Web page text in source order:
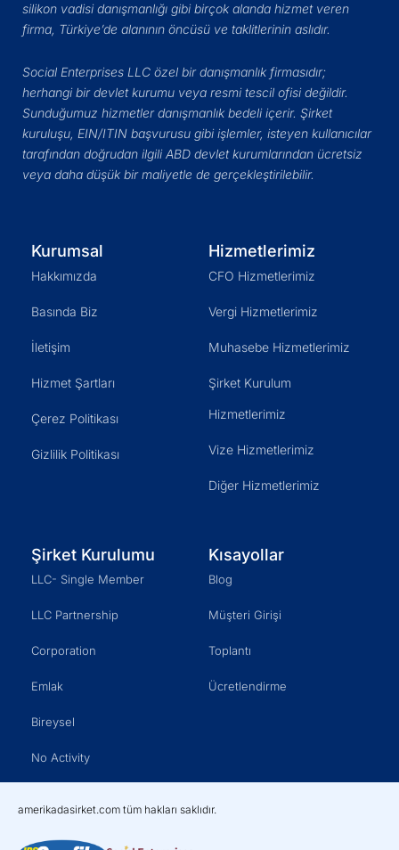
silikon vadisi danışmanlığı gibi birçok alanda hizmet veren
firma, Türkiye’de alanının öncüsü ve taklitlerinin aslıdır.
Social Enterprises LLC özel bir danışmanlık firmasıdır;
herhangi bir devlet kurumu veya resmi tescil ofisi değildir.
Sunduğumuz hizmetler danışmanlık bedeli içerir. Şirket
kuruluşu, EIN/ITIN başvurusu gibi işlemler, isteyen kullanıcılar
tarafından doğrudan ilgili ABD devlet kurumlarından ücretsiz
veya daha düşük bir maliyetle de gerçekleştirilebilir.
Kurumsal
Hakkımızda
Basında Biz
İletişim
Hizmet Şartları
Çerez Politikası
Gizlilik Politikası
Hizmetlerimiz
CFO Hizmetlerimiz
Vergi Hizmetlerimiz
Muhasebe Hizmetlerimiz
Şirket Kurulum
Hizmetlerimiz
Vize Hizmetlerimiz
Diğer Hizmetlerimiz
Şirket Kurulumu
LLC- Single Member
LLC Partnership
Corporation
Emlak
Bireysel
No Activity
Kısayollar
Blog
Müşteri Girişi
Toplantı
Ücretlendirme
amerikadasirket.com tüm hakları saklıdır.